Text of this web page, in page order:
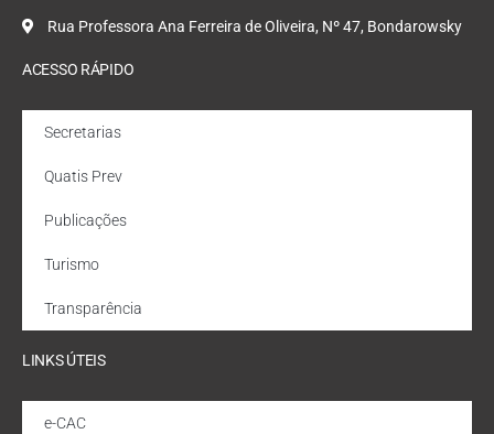
Rua Professora Ana Ferreira de Oliveira, Nº 47, Bondarowsky
ACESSO RÁPIDO
Secretarias
Quatis Prev
Publicações
Turismo
Transparência
LINKS ÚTEIS
e-CAC